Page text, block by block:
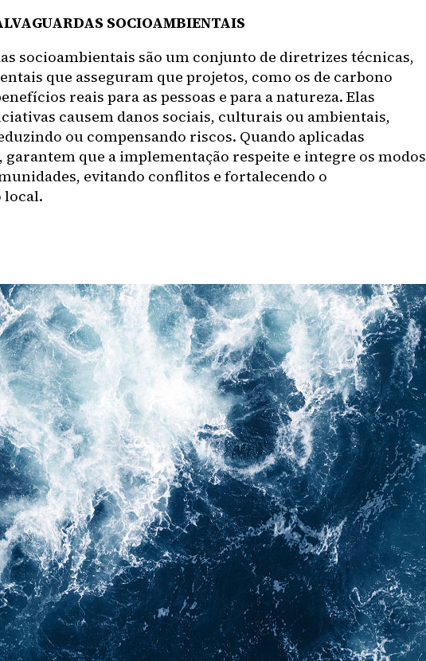
SOCIOAMBIENTAIS
socioambientais são um conjunto de diretrizes técnicas,
que asseguram que projetos, como os de carbono
reais para as pessoas e para a natureza. Elas
causem danos sociais, culturais ou ambientais,
ou compensando riscos. Quando aplicadas
que a implementação respeite e integre os modos
evitando conflitos e fortalecendo o
local.